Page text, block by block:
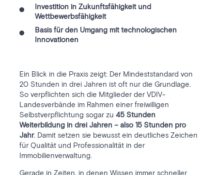
Investition in Zukunftsfähigkeit und
Wettbewerbsfähigkeit
Basis für den Umgang mit technologischen
Innovationen
Ein Blick in die Praxis zeigt: Der Mindeststandard von
20 Stunden in drei Jahren ist oft nur die Grundlage.
So verpflichten sich die Mitglieder der VDIV-
Landesverbände im Rahmen einer freiwilligen
Selbstverpflichtung sogar zu 45 Stunden
Weiterbildung in drei Jahren – also 15 Stunden pro
Jahr. Damit setzen sie bewusst ein deutliches Zeichen
für Qualität und Professionalität in der
Immobilienverwaltung.
Gerade in Zeiten, in denen Wissen immer schneller